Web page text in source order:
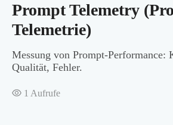
Prompt Telemetry
Telemetrie)
Messung von Prompt-Performance:
Qualität, Fehler.
1 Aufrufe